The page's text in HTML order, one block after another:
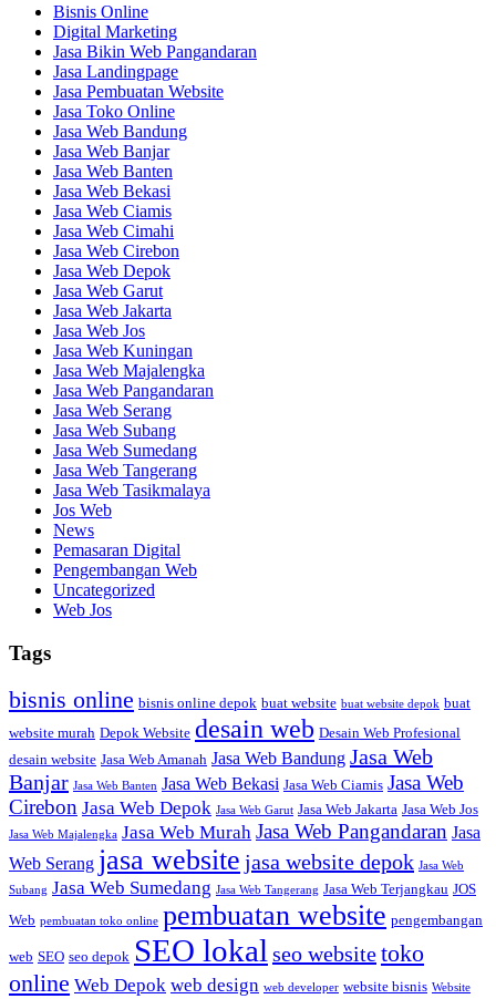
Bisnis Online
Digital Marketing
Jasa Bikin Web Pangandaran
Jasa Landingpage
Jasa Pembuatan Website
Jasa Toko Online
Jasa Web Bandung
Jasa Web Banjar
Jasa Web Banten
Jasa Web Bekasi
Jasa Web Ciamis
Jasa Web Cimahi
Jasa Web Cirebon
Jasa Web Depok
Jasa Web Garut
Jasa Web Jakarta
Jasa Web Jos
Jasa Web Kuningan
Jasa Web Majalengka
Jasa Web Pangandaran
Jasa Web Serang
Jasa Web Subang
Jasa Web Sumedang
Jasa Web Tangerang
Jasa Web Tasikmalaya
Jos Web
News
Pemasaran Digital
Pengembangan Web
Uncategorized
Web Jos
Tags
bisnis online bisnis online depok buat website buat website depok buat
website murah Depok Website desain web Desain Web Profesional
desain website Jasa Web Amanah Jasa Web Bandung Jasa Web
Banjar Jasa Web Banten Jasa Web Bekasi Jasa Web Ciamis Jasa Web
Cirebon Jasa Web Depok Jasa Web Garut Jasa Web Jakarta Jasa Web Jos
Jasa Web Majalengka Jasa Web Murah Jasa Web Pangandaran Jasa
Web Serang jasa website jasa website depok Jasa Web
Subang Jasa Web Sumedang Jasa Web Tangerang Jasa Web Terjangkau JOS
Web pembuatan toko online pembuatan website pengembangan
web SEO seo depok SEO lokal seo websitetoko
online Web Depok web design web developer website bisnis Website